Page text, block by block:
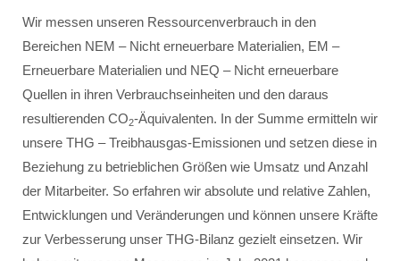
Wir messen unseren Ressourcenverbrauch in den
Bereichen NEM – Nicht erneuerbare Materialien, EM –
Erneuerbare Materialien und NEQ – Nicht erneuerbare
Quellen in ihren Verbrauchseinheiten und den daraus
resultierenden CO2-Äquivalenten. In der Summe ermitteln wir
unsere THG – Treibhausgas-Emissionen und setzen diese in
Beziehung zu betrieblichen Größen wie Umsatz und Anzahl
der Mitarbeiter. So erfahren wir absolute und relative Zahlen,
Entwicklungen und Veränderungen und können unsere Kräfte
zur Verbesserung unser THG-Bilanz gezielt einsetzen. Wir